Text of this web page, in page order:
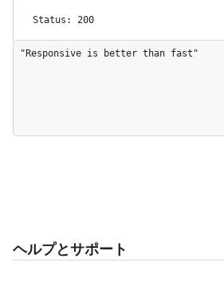
Status: 200
"Responsive is better than fast"
ヘルプとサポート